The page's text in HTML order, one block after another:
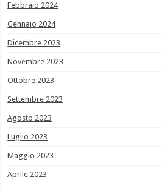
Febbraio 2024
Gennaio 2024
Dicembre 2023
Novembre 2023
Ottobre 2023
Settembre 2023
Agosto 2023
Luglio 2023
Maggio 2023
Aprile 2023